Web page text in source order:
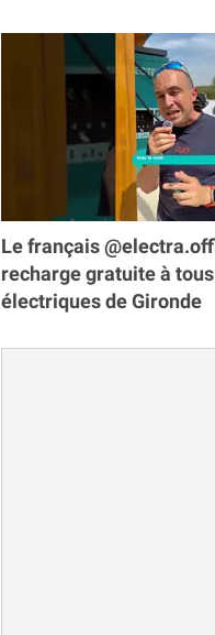
Le français
recharge gratuite à
électriques de Gironde